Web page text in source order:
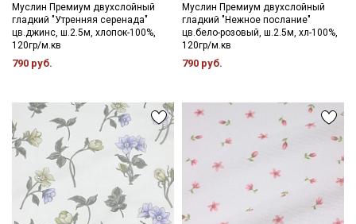
Муслин Премиум двухслойный
гладкий "Утренняя серенада"
цв.джинс, ш.2.5м, хлопок-100%,
120гр/м.кв
790 руб.
Муслин Премиум двухслойный
гладкий "Нежное послание"
цв.бело-розовый, ш.2.5м, хл-100%,
120гр/м.кв
790 руб.